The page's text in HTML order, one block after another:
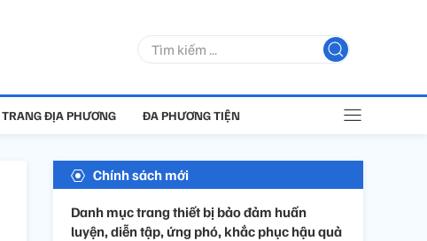
TRANG ĐỊA PHƯƠNG ĐA PHƯƠNG TIỆN
Chính sách mới
Danh mục trang thiết bị bảo đảm huấn
luyện, diễn tập, ứng phó, khắc phục hậu quả